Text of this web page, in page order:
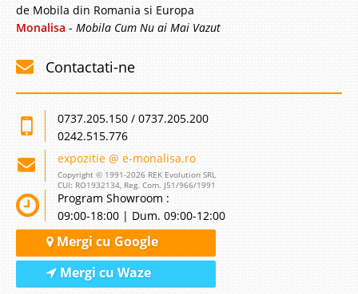
de Mobila din Romania si Europa
Monalisa - Mobila Cum Nu ai Mai Vazut
Contactati-ne
0737.205.150 / 0737.205.200
0242.515.776
expozitie @ e-monalisa.ro
Copyright © 1991-2026 REK Evolution SRL
CUI: RO1932134, Reg. Com. J51/966/1991
Program Showroom :
09:00-18:00 | Dum. 09:00-12:00
Mergi cu Google
Mergi cu Waze